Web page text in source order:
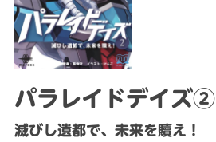
パラレイドデイズ②
滅びし遺都で、未来を贖え！